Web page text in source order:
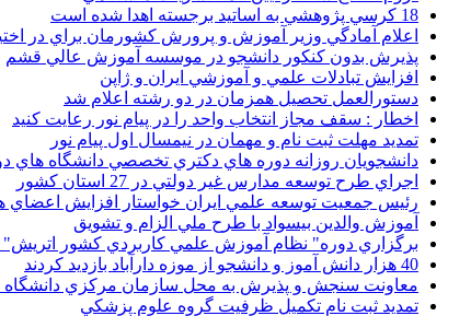
18 کرسي پژوهشي به اساتيد برجسته اهدا شده است
اعلام آمادگي وزير آموزش و پرورش کشورمان براي در
پذيرش بدون کنکور دانشجو در موسسه آموزش عالي قشم
افزايش تبادلات علمي و آموزشي ايران و ژاپن
دستورالعمل تحصیل همزمان در دو رشته اعلام شد
اخطار : سقف مجاز انتخاب واحد را در پیام نور رعایت کنید
تمدید مهلت ثبت نام و مهمان در نیمسال اول پیام نور
دانشجويان روزانه دوره هاي دكتري تخصصي دانشگاه هاي
اجراي طرح توسعه مدارس غير دولتي در 27 استان کشور
رئيس جمعيت توسعه علمي ايران خواستار افزايش اعضاي
آموزش والدين بيسواد با طرح ملي الزام و تشويق
برگزاري دوره" نظام آموزش علمي كاربردي كشور
40 هزار دانش آموز و دانشجو از موزه دارآباد بازديد کردند
معاونت سنجش و پذيرش به محل سازمان مرکزي دانشگاه
تمديد ثبت نام تکميل ظرفيت گروه علوم پزشکي